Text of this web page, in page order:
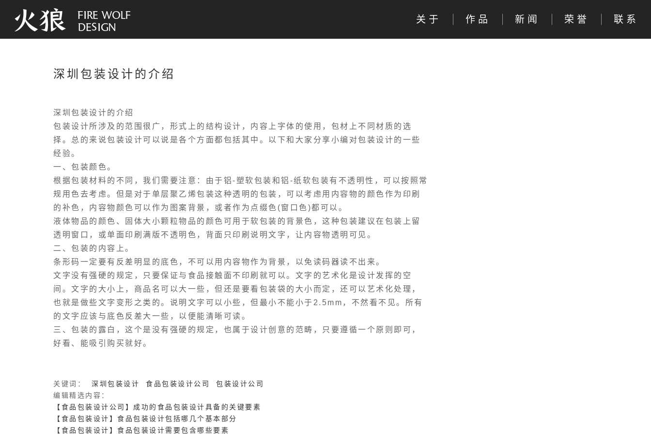
关于 作品 新闻 荣誉 联系
深圳包装设计的介绍
深圳包装设计的介绍
包装设计所涉及的范围很广，形式上的结构设计，内容上字体的使用，包材上不同材质的选
择。总的来说包装设计可以说是各个方面都包括其中。以下和大家分享小编对包装设计的一些
经验。
一、包装颜色。
根据包装材料的不同，我们需要注意：由于铝-塑软包装和铝-纸软包装有不透明性，可以按照常
规用色去考虑。但是对于单层聚乙烯包装这种透明的包装，可以考虑用内容物的颜色作为印刷
的补色，内容物颜色可以作为图案背景，或者作为点缀色(窗口色)都可以。
液体物品的颜色、固体大小颗粒物品的颜色可用于软包装的背景色，这种包装建议在包装上留
透明窗口，或单面印刷满版不透明色，背面只印刷说明文字，让内容物透明可见。
二、包装的内容上。
条形码一定要有反差明显的底色，不可以用内容物作为背景，以免读码器读不出来。
文字没有强硬的规定，只要保证与食品接触面不印刷就可以。文字的艺术化是设计发挥的空
间。文字的大小上，商品名可以大一些，但还是要看包装袋的大小而定，还可以艺术化处理，
也就是做些文字变形之类的。说明文字可以小些，但最小不能小于2.5mm，不然看不见。所有
的文字应该与底色反差大一些，以便能清晰可读。
三、包装的露白，这个是没有强硬的规定，也属于设计创意的范畴，只要遵循一个原则即可，
好看、能吸引购买就好。
关键词： 深圳包装设计 食品包装设计公司
包装设计公司
编辑精选内容：
【食品包装设计公司】成功的食品包装设计具备的关键要素
【食品包装设计】食品包装设计包括哪几个基本部分
【食品包装设计】食品包装设计需要包含哪些要素